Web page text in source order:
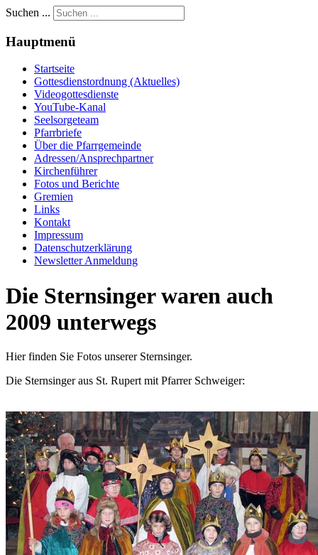
Suchen ...
Hauptmenü
Startseite
Gottesdienstordnung (Aktuelles)
Videogottesdienste
YouTube-Kanal
Seelsorgeteam
Pfarrbriefe
Über die Pfarrgemeinde
Adressen/Ansprechpartner
Kirchenführer
Fotos und Berichte
Gremien
Links
Kontakt
Impressum
Datenschutzerklärung
Newsletter Anmeldung
Die Sternsinger waren auch
2009 unterwegs
Hier finden Sie Fotos unserer Sternsinger.
Die Sternsinger aus St. Rupert mit Pfarrer Schweiger: